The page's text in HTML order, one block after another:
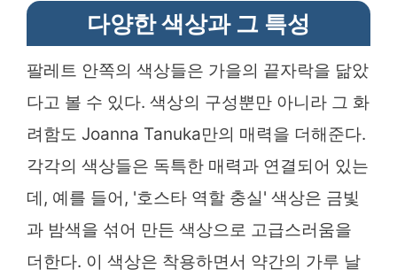
다양한 색상과 그 특성
팔레트 안쪽의 색상들은 가을의 끝자락을 닮았
다고 볼 수 있다. 색상의 구성뿐만 아니라 그 화
려함도 Joanna Tanuka만의 매력을 더해준다.
각각의 색상들은 독특한 매력과 연결되어 있는
데, 예를 들어, '호스타 역할 충실' 색상은 금빛
과 밤색을 섞어 만든 색상으로 고급스러움을
더한다. 이 색상은 착용하면서 약간의 가루 날